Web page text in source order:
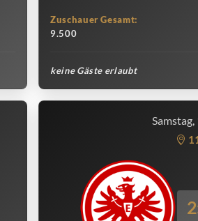
Zuschauer Gesamt:
9.500
keine Gäste erlaubt